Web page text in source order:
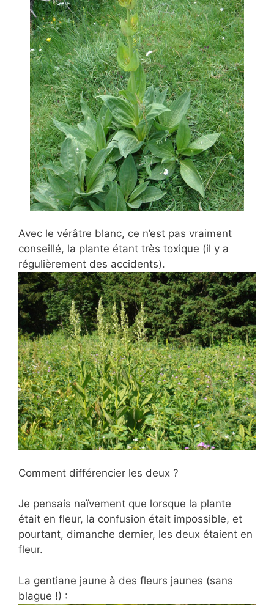
Avec le vérâtre blanc, ce n’est pas vraiment
conseillé, la plante étant très toxique (il y a
régulièrement des accidents).
Comment différencier les deux ?
Je pensais naïvement que lorsque la plante
était en fleur, la confusion était impossible, et
pourtant, dimanche dernier, les deux étaient en
fleur.
La gentiane jaune à des fleurs jaunes (sans
blague !) :